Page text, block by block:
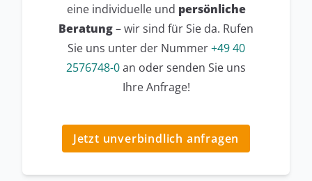
eine individuelle und persönliche
Beratung– wir sind für Sie da. Rufen
Sie uns unter der Nummer+49 40
2576748-0an oder senden Sie uns
Ihre Anfrage!
Jetzt unverbindlich anfragen